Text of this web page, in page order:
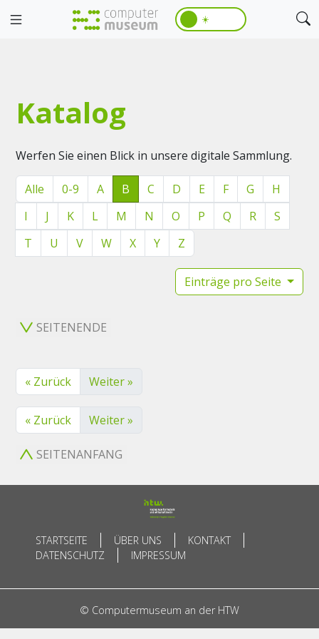
☀️
Katalog
Werfen Sie einen Blick in unsere digitale Sammlung.
Alle 0-9 A B C D E F G
H
I
J K L M N O P Q R
S
T
U V W X Y Z
Einträge pro Seite
SEITENENDE
« Zurück Weiter »
« Zurück Weiter »
SEITENANFANG
STARTSEITE ÜBER UNS
KONTAKT
DATENSCHUTZ
IMPRESSUM
© Computermuseum an der HTW